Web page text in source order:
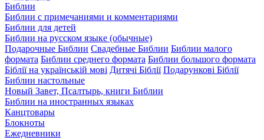
Библии
Библии с примечаниями и комментариями
Библии для детей
Библии на русском языке (обычные)
Подарочные Библии Свадебные Библии Библии малого
формата Библии среднего формата Библии большого формата
Біблії на українській мові Дитячі Біблії Подарункові Біблії
Библии настольные
Новый Завет, Псалтырь, книги Библии
Библии на иностранных языках
Канцтовары
Блокноты
Ежедневники